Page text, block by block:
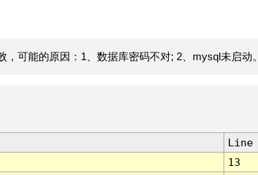
可能的原因：1、数据库密码不对; 2、mysql未启动。
Line
13